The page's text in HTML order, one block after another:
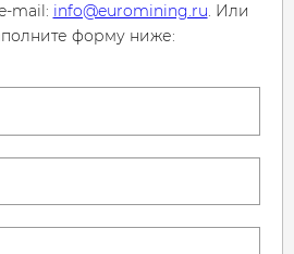
mail: info@euromining.ru. Или
форму ниже: